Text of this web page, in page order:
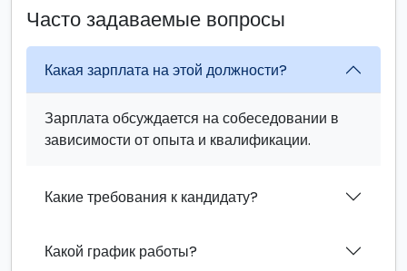
Часто задаваемые вопросы
Какая зарплата на этой должности?
Зарплата обсуждается на собеседовании в
зависимости от опыта и квалификации.
Какие требования к кандидату?
Какой график работы?